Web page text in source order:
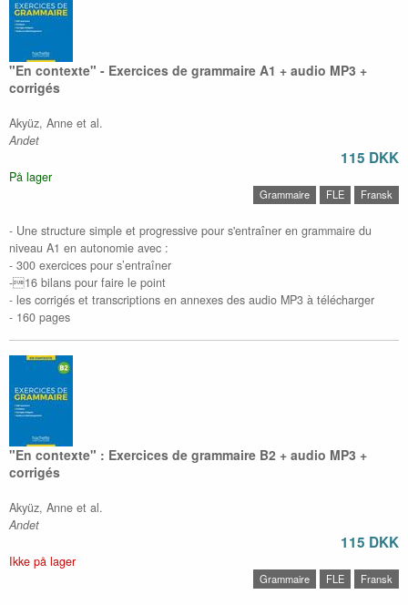
"En contexte" - Exercices de grammaire A1 + audio MP3 +
corrigés
Akyüz, Anne et al.
Andet
115 DKK
På lager
Grammaire FLE Fransk
- Une structure simple et progressive pour s'entraîner en grammaire du
niveau A1 en autonomie avec :
- 300 exercices pour s’entraîner
-16 bilans pour faire le point
- les corrigés et transcriptions en annexes des audio MP3 à télécharger
- 160 pages
"En contexte" : Exercices de grammaire B2 + audio MP3 +
corrigés
Akyüz, Anne et al.
Andet
115 DKK
Ikke på lager
Grammaire FLE Fransk